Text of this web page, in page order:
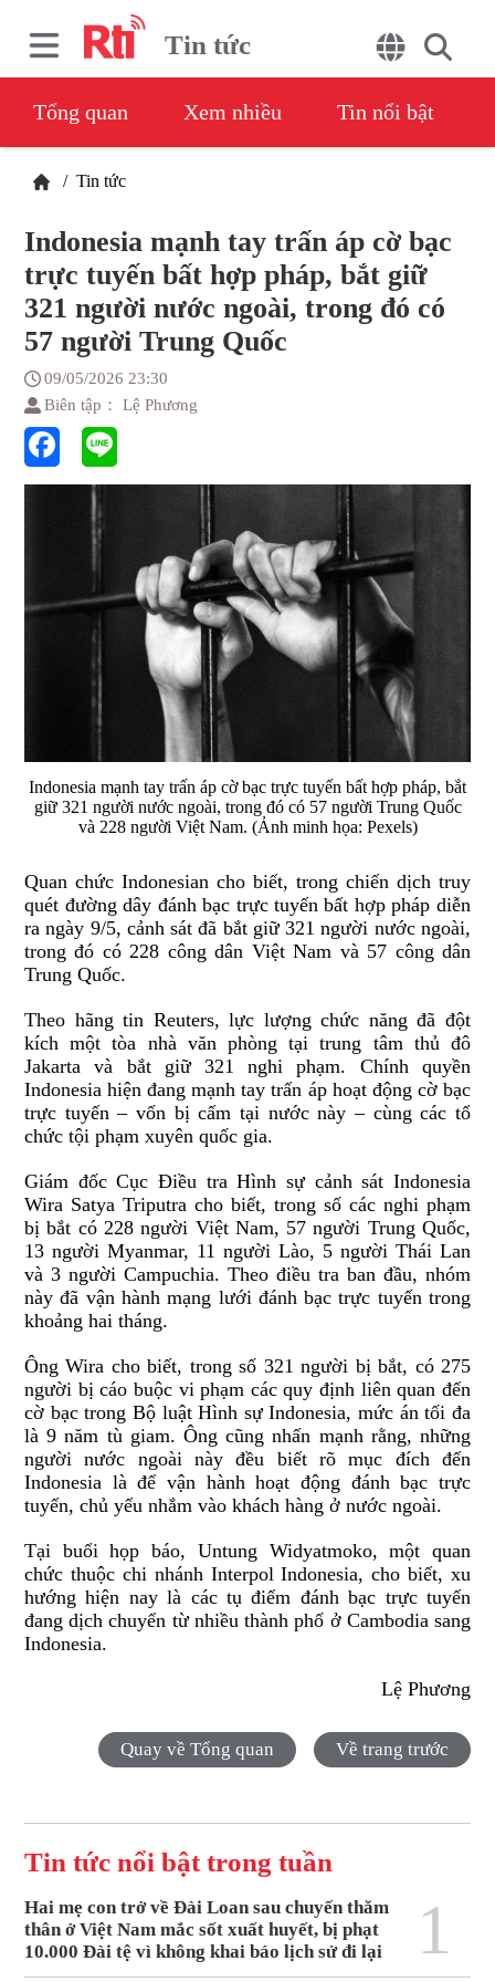
Tin tức
Tổng quan Xem nhiều Tin nổi bật
/ Tin tức
Indonesia mạnh tay trấn áp cờ bạc
trực tuyến bất hợp pháp, bắt giữ
321 người nước ngoài, trong đó có
57 người Trung Quốc
09/05/2026 23:30
Biên tập： Lệ Phương
Indonesia mạnh tay trấn áp cờ bạc trực tuyến bất hợp pháp, bắt
giữ 321 người nước ngoài, trong đó có 57 người Trung Quốc
và 228 người Việt Nam. (Ảnh minh họa: Pexels)
Quan chứcIndonesiancho biết, trong chiến dịch truy
quét đường dây đánh bạc trực tuyến bất hợp pháp diễn
ra ngày 9/5, cảnh sát đã bắt giữ 321 người nước ngoài,
trong đó có 228 công dân Việt Nam và 57 công dân
Trung Quốc.
Theo hãng tin Reuters, lực lượng chức năng đã đột
kích một tòa nhà văn phòng tại trung tâm thủ đô
Jakarta và bắt giữ 321 nghi phạm. Chính quyền
Indonesia hiện đang mạnh tay trấn áp hoạt động cờ bạc
trực tuyến – vốn bị cấm tại nước này – cùng các tổ
chức tội phạm xuyên quốc gia.
Giám đốc Cục Điều tra Hình sự cảnh sát Indonesia
Wira Satya Triputra cho biết, trong số các nghi phạm
bị bắt có 228 người Việt Nam, 57 người Trung Quốc,
13 người Myanmar, 11 người Lào, 5 người Thái Lan
và 3 người Campuchia. Theo điều tra ban đầu, nhóm
này đã vận hành mạng lưới đánh bạc trực tuyến trong
khoảng hai tháng.
Ông Wira cho biết, trong số 321 người bị bắt, có 275
người bị cáo buộc vi phạm các quy định liên quan đến
cờ bạc trong Bộ luật Hình sự Indonesia, mức án tối đa
là 9 năm tù giam. Ông cũng nhấn mạnh rằng, những
người nước ngoài này đều biết rõ mục đích đến
Indonesia là để vận hành hoạt động đánh bạc trực
tuyến, chủ yếu nhắm vào khách hàng ở nước ngoài.
Tại buổi họp báo, Untung Widyatmoko, một quan
chức thuộc chi nhánh Interpol Indonesia, cho biết, xu
hướng hiện nay là các tụ điểm đánh bạc trực tuyến
đang dịch chuyển từ nhiều thành phố ở Cambodiasang
Indonesia.
Lệ Phương
Quay về Tổng quan Về trang trước
Tin tức nổi bật trong tuần
Hai mẹ con trở về Đài Loan sau chuyến thăm
thân ở Việt Nam mắc sốt xuất huyết, bị phạt
10.000 Đài tệ vì không khai báo lịch sử đi lại
1